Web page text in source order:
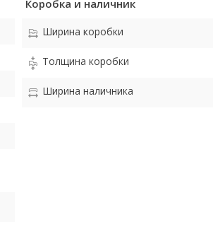
Коробка и наличник
Ширина коробки
Толщина коробки
Ширина наличника